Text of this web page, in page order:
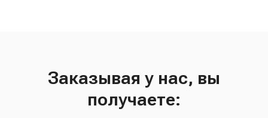
Заказывая у нас, вы
получаете: